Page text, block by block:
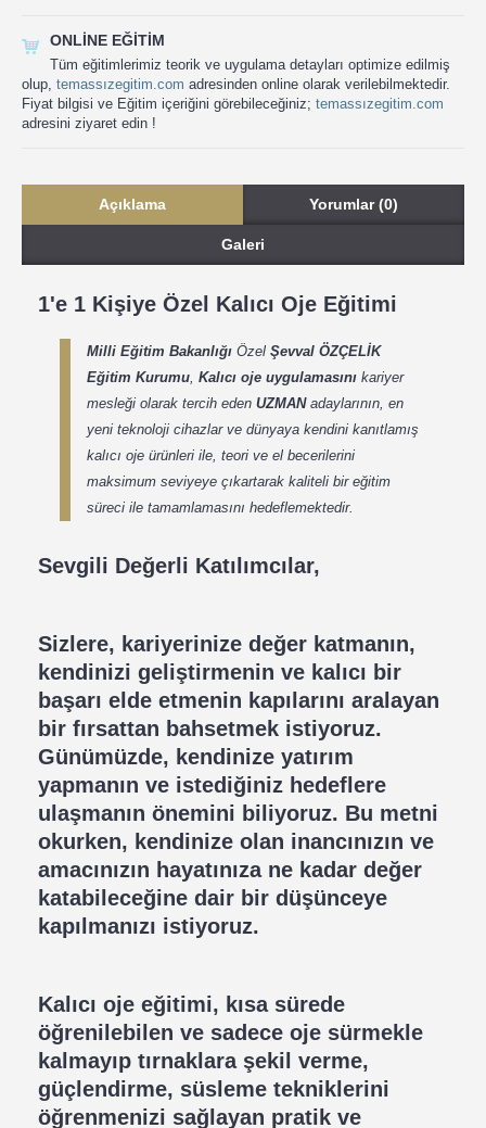
ONLINE EĞITIM
Tüm eğitimlerimiz teorik ve uygulama detayları optimize edilmiş
olup, temassızegitim.com adresinden online olarak verilebilmektedir.
Fiyat bilgisi ve Eğitim içeriğini görebileceğiniz; temassızegitim.com
adresini ziyaret edin !
Açıklama Yorumlar (0)
Galeri
1'e 1 Kişiye Özel Kalıcı Oje Eğitimi
Milli Eğitim Bakanlığı Özel Şevval ÖZÇELİK
Eğitim Kurumu Kalıcı oje uygulamasını kariyer
mesleği olarak tercih eden UZMAN adaylarının, en
yeni teknoloji cihazlar ve dünyaya kendini kanıtlamış
kalıcı oje ürünleri ile, teori ve el becerilerini
maksimum seviyeye çıkartarak kaliteli bir eğitim
süreci ile tamamlamasını hedeflemektedir.
Sevgili Değerli Katılımcılar,
Sizlere, kariyerinize değer katmanın,
kendinizi geliştirmenin ve kalıcı bir
başarı elde etmenin kapılarını aralayan
bir fırsattan bahsetmek istiyoruz.
Günümüzde, kendinize yatırım
yapmanın ve istediğiniz hedeflere
ulaşmanın önemini biliyoruz. Bu metni
okurken, kendinize olan inancınızın ve
amacınızın hayatınıza ne kadar değer
katabileceğine dair bir düşünceye
kapılmanızı istiyoruz.
Kalıcı oje eğitimi, kısa sürede
öğrenilebilen ve sadece oje sürmekle
kalmayıp tırnaklara şekil verme,
güçlendirme, süsleme tekniklerini
öğrenmenizi sağlayan pratik ve